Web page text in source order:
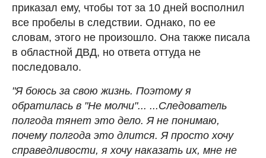
приказал ему, чтобы тот за 10 дней восполнил
все пробелы в следствии. Однако, по ее
словам, этого не произошло. Она также писала
в областной ДВД, но ответа оттуда не
последовало.
"Я боюсь за свою жизнь. Поэтому я
обратилась в "Не молчи"... ...Следователь
полгода тянет это дело. Я не понимаю,
почему полгода это длится. Я просто хочу
справедливости, я хочу наказать их, мне не